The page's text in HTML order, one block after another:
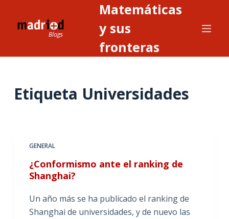
Matemáticas
y sus
fronteras
Etiqueta Universidades
GENERAL
¿Conformismo ante el ranking de
Shanghai?
Un año más se ha publicado el ranking de
Shanghai de universidades, y de nuevo las